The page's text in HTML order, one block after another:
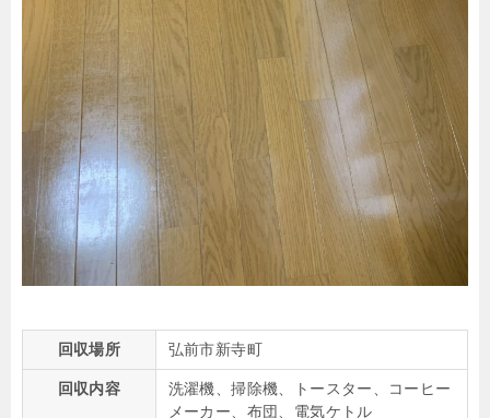
回収場所 弘前市新寺町
回収内容
洗濯機、掃除機、トースター、コーヒー
メーカー、布団、電気ケトル